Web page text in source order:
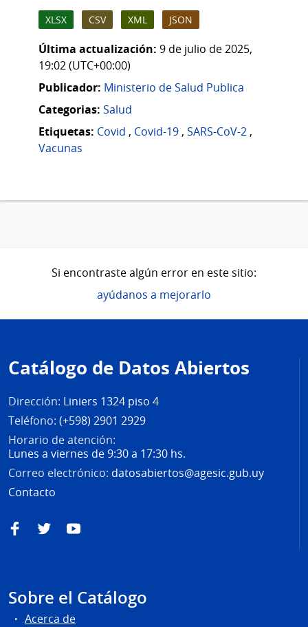
XLSX CSV XML JSON
Última actualización: 9 de julio de 2025,
19:02 (UTC+00:00)
Publicador: Ministerio de Salud Publica
Categorias: Salud
Etiquetas: Covid , Covid-19 , SARS-CoV-2 ,
Vacunas
Si encontraste algún error en este sitio:
ayúdanos a mejorarlo
de
página
Catálogo de Datos Abiertos
Dirección: Liniers 1324 piso 4
Teléfono: (+598) 2901 2929
Horario de atención:
Lunes a viernes de 9:30 a 17:30 hs.
Correo electrónico: datosabiertos@agesic.gub.uy
Contacto
FacebookTwitterYouTube
Sobre el Catálogo
Acerca de